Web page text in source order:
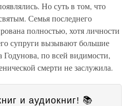
Но суть в том, что
Семья последнего
полностью, хотя личности
супруги вызывают большие
по всей видимости,
смерти не заслужила.
и аудиокниг! 📚